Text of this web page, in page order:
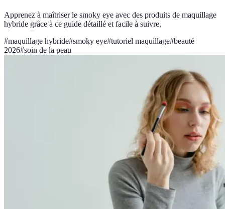
Apprenez à maîtriser le smoky eye avec des produits de maquillage
hybride grâce à ce guide détaillé et facile à suivre.
#maquillage hybride#smoky eye#tutoriel maquillage#beauté
2026#soin de la peau